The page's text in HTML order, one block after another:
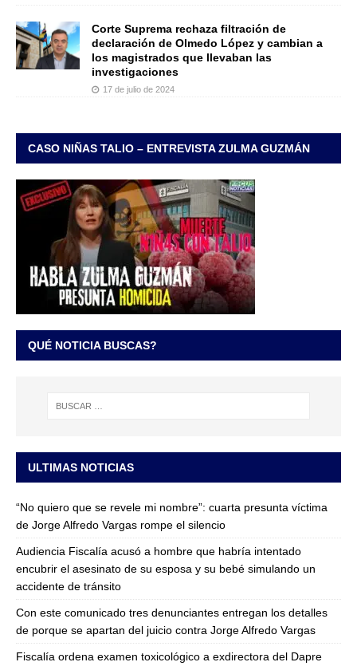
Corte Suprema rechaza filtración de
declaración de Olmedo López y cambian a
los magistrados que llevaban las
investigaciones
17 de julio de 2024
CASO NIÑAS TALIO – ENTREVISTA ZULMA GUZMÁN
QUÉ NOTICIA BUSCAS?
ULTIMAS NOTICIAS
“No quiero que se revele mi nombre”: cuarta presunta víctima
de Jorge Alfredo Vargas rompe el silencio
Audiencia Fiscalía acusó a hombre que habría intentado
encubrir el asesinato de su esposa y su bebé simulando un
accidente de tránsito
Con este comunicado tres denunciantes entregan los detalles
de porque se apartan del juicio contra Jorge Alfredo Vargas
Fiscalía ordena examen toxicológico a exdirectora del Dapre